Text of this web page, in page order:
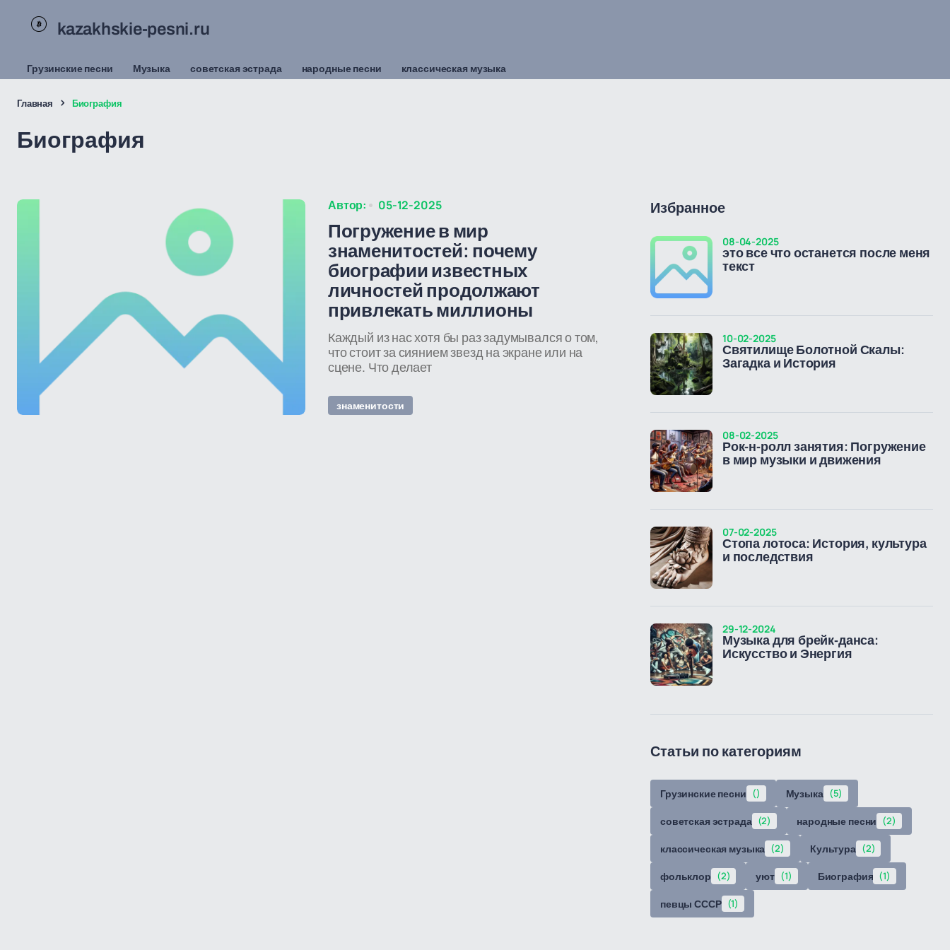
kazakhskie-pesni.ru
Грузинские песни Музыка советская эстрада народные песни классическая музыка
Главная Биография
Биография
Автор: 05-12-2025
Погружение в мир
знаменитостей: почему
биографии известных
личностей продолжают
привлекать миллионы
Каждый из нас хотя бы раз задумывался о том,
что стоит за сиянием звезд на экране или на
сцене. Что делает
знаменитости
Избранное
это все что останется после меня
текст
08-04-2025
Святилище Болотной Скалы:
Загадка и История
10-02-2025
Рок-н-ролл занятия: Погружение
в мир музыки и движения
08-02-2025
Стопа лотоса: История, культура
и последствия
07-02-2025
Музыка для брейк-данса:
Искусство и Энергия
29-12-2024
Статьи по категориям
Грузинские песни () Музыка (5)
советская эстрада (2) народные песни (2)
классическая музыка (2) Культура (2)
фольклор (2) уют (1) Биография (1)
певцы СССР (1)